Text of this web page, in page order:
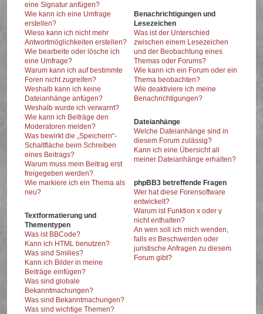
eine Signatur anfügen?
Wie kann ich eine Umfrage
erstellen?
Wieso kann ich nicht mehr
Antwortmöglichkeiten erstellen?
Wie bearbeite oder lösche ich
eine Umfrage?
Warum kann ich auf bestimmte
Foren nicht zugreifen?
Weshalb kann ich keine
Dateianhänge anfügen?
Weshalb wurde ich verwarnt?
Wie kann ich Beiträge den
Moderatoren melden?
Was bewirkt die „Speichern“-
Schaltfläche beim Schreiben
eines Beitrags?
Warum muss mein Beitrag erst
freigegeben werden?
Wie markiere ich ein Thema als
neu?
Textformatierung und
Thementypen
Was ist BBCode?
Kann ich HTML benutzen?
Was sind Smilies?
Kann ich Bilder in meine
Beiträge einfügen?
Was sind globale
Bekanntmachungen?
Was sind Bekanntmachungen?
Was sind wichtige Themen?
Benachrichtigungen und
Lesezeichen
Was ist der Unterschied
zwischen einem Lesezeichen
und der Beobachtung eines
Themas oder Forums?
Wie kann ich ein Forum oder ein
Thema beobachten?
Wie deaktiviere ich meine
Benachrichtigungen?
Dateianhänge
Welche Dateianhänge sind in
diesem Forum zulässig?
Kann ich eine Übersicht all
meiner Dateianhänge erhalten?
phpBB3 betreffende Fragen
Wer hat diese Forensoftware
entwickelt?
Warum ist Funktion x oder y
nicht enthalten?
An wen soll ich mich wenden,
falls es Beschwerden oder
juristische Anfragen zu diesem
Forum gibt?